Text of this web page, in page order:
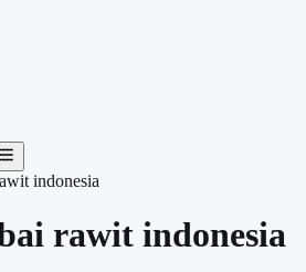
indonesia
rawit indonesia